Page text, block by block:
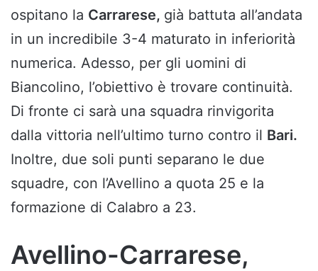
ospitano la Carrarese, già battuta all’andata
in un incredibile 3-4 maturato in inferiorità
numerica. Adesso, per gli uomini di
Biancolino, l’obiettivo è trovare continuità.
Di fronte ci sarà una squadra rinvigorita
dalla vittoria nell’ultimo turno contro il Bari.
Inoltre, due soli punti separano le due
squadre, con l’Avellino a quota 25 e la
formazione di Calabro a 23.
Avellino-Carrarese,